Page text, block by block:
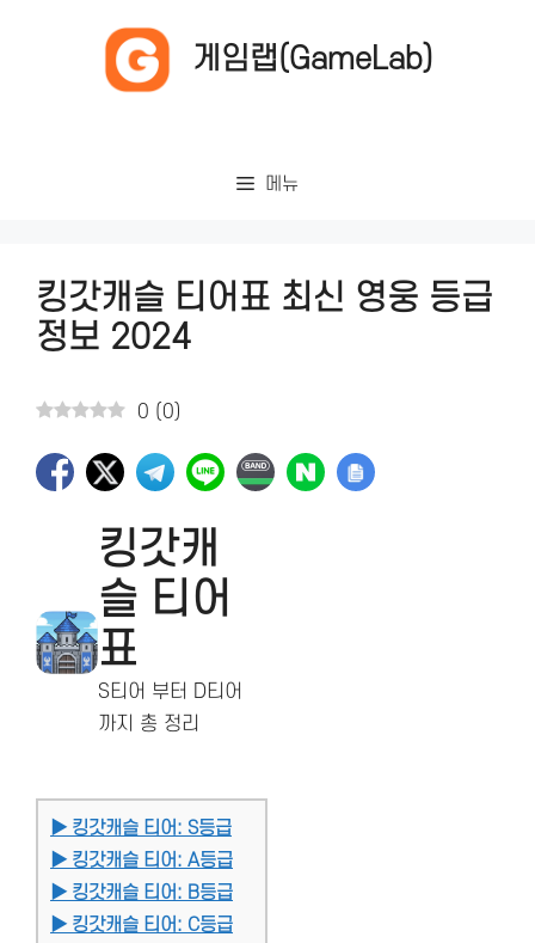
게임랩(GameLab)
메뉴
킹갓캐슬 티어표 최신 영웅 등급
정보 2024
0 ( 0)
킹갓캐
슬 티어
표
S티어 부터 D티어
까지 총 정리
▶ 킹갓캐슬 티어: S등급
▶ 킹갓캐슬 티어: A등급
▶ 킹갓캐슬 티어: B등급
▶ 킹갓캐슬 티어: C등급